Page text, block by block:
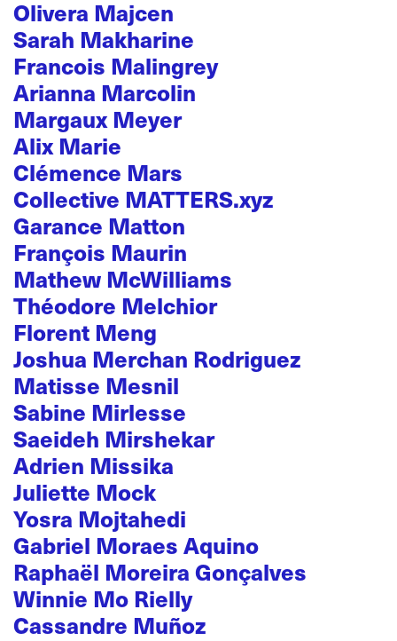
Olivera Majcen
Sarah Makharine
Francois Malingrey
Arianna Marcolin
Margaux Meyer
Alix Marie
Clémence Mars
Collective MATTERS.xyz
Garance Matton
François Maurin
Mathew McWilliams
Théodore Melchior
Florent Meng
Joshua Merchan Rodriguez
Matisse Mesnil
Sabine Mirlesse
Saeideh Mirshekar
Adrien Missika
Juliette Mock
Yosra Mojtahedi
Gabriel Moraes Aquino
Raphaël Moreira Gonçalves
Winnie Mo Rielly
Cassandre Muñoz